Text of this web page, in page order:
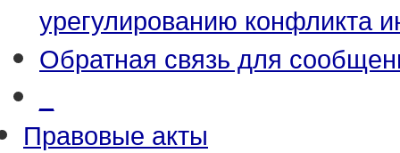
урегулированию конфликта
Обратная связь для
Правовые акты